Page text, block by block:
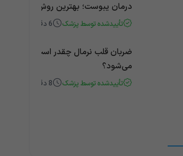
درمان یبوست؛ بهترین روش‌های
تأییدشده توسط پزشک 6 دقیقه
ضربان قلب نرمال چقدر است؟ چه
می‌شود؟
تأییدشده توسط پزشک 8 دقیقه